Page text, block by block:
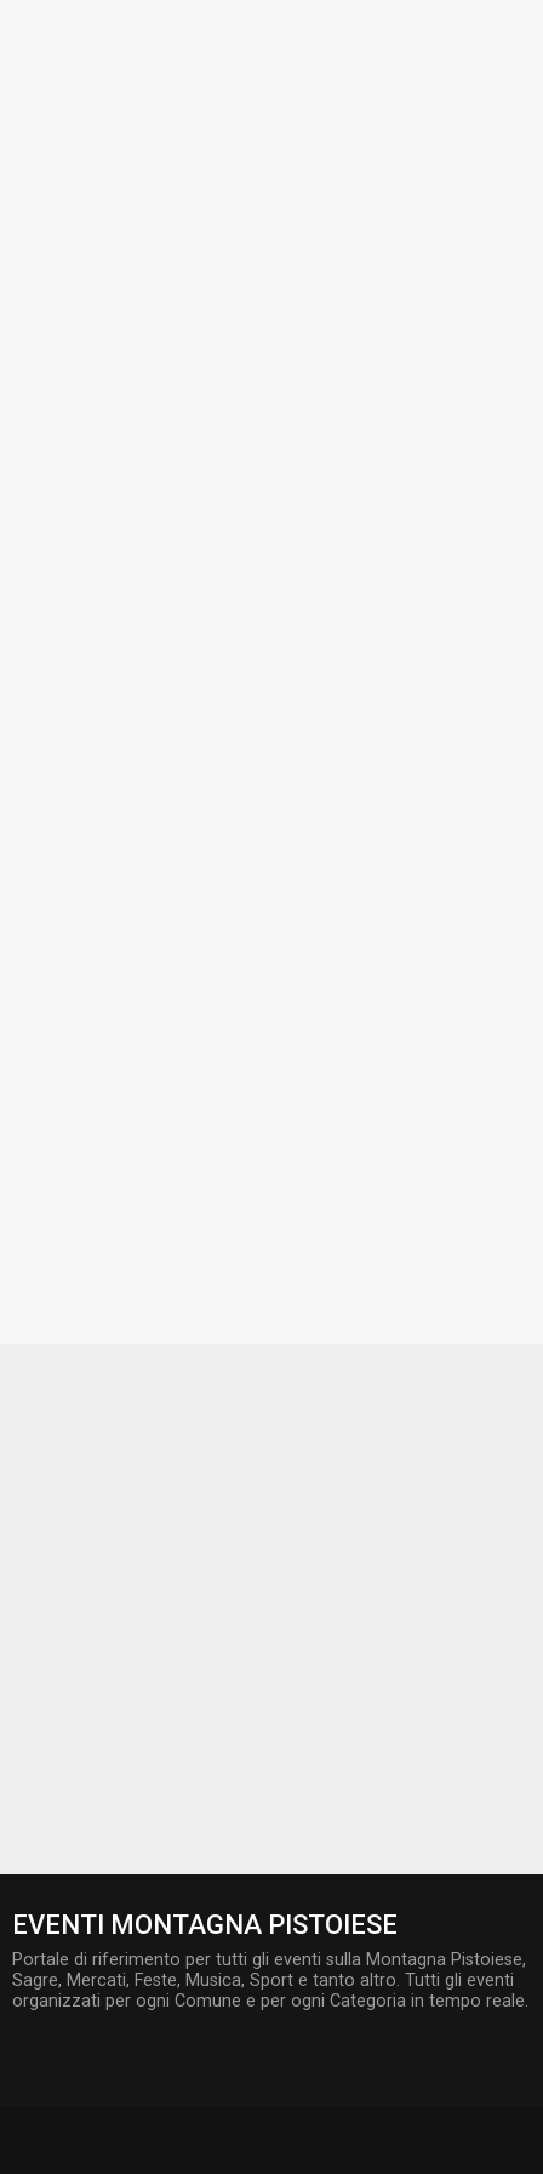
EVENTI MONTAGNA PISTOIESE
Portale di riferimento per tutti gli eventi sulla Montagna Pistoiese,
Sagre, Mercati, Feste, Musica, Sport e tanto altro. Tutti gli eventi
organizzati per ogni Comune e per ogni Categoria in tempo reale.